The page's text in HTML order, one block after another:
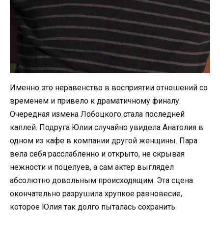
Именно это неравенство в восприятии отношений со
временем и привело к драматичному финалу.
Очередная измена Лобоцкого стала последней
каплей. Подруга Юлии случайно увидела Анатолия в
одном из кафе в компании другой женщины. Пара
вела себя расслабленно и открыто, не скрывая
нежности и поцелуев, а сам актер выглядел
абсолютно довольным происходящим. Эта сцена
окончательно разрушила хрупкое равновесие,
которое Юлия так долго пыталась сохранить.